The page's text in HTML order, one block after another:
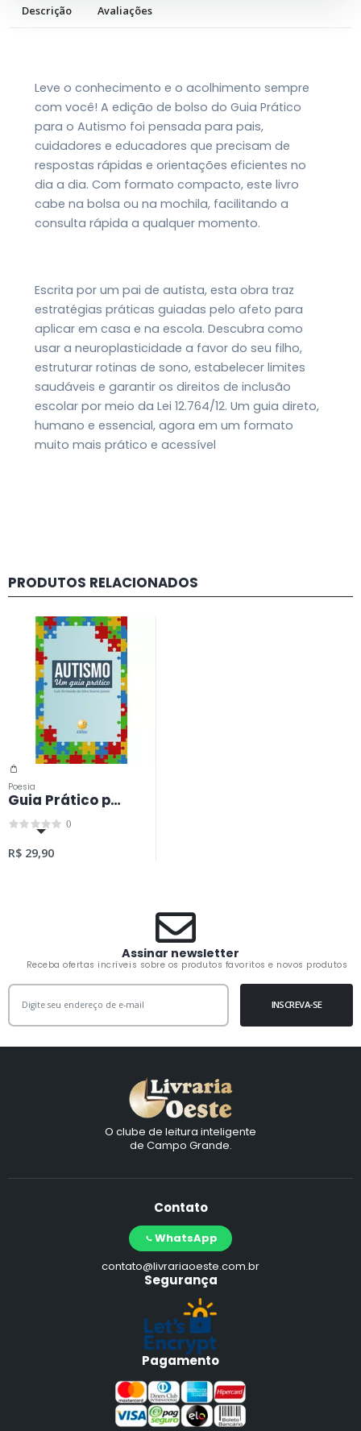
Descrição Avaliações
Leve o conhecimento e o acolhimento sempre
com você! A edição de bolso do Guia Prático
para o Autismo foi pensada para pais,
cuidadores e educadores que precisam de
respostas rápidas e orientações eficientes no
dia a dia. Com formato compacto, este livro
cabe na bolsa ou na mochila, facilitando a
consulta rápida a qualquer momento.
Escrita por um pai de autista, esta obra traz
estratégias práticas guiadas pelo afeto para
aplicar em casa e na escola. Descubra como
usar a neuroplasticidade a favor do seu filho,
estruturar rotinas de sono, estabelecer limites
saudáveis e garantir os direitos de inclusão
escolar por meio da Lei 12.764/12. Um guia direto,
humano e essencial, agora em um formato
muito mais prático e acessível
PRODUTOS RELACIONADOS
Poesia
Guia Prático para o Autismo
00
R$ 29,90
Assinar newsletter
Receba ofertas incríveis sobre os produtos favoritos e novos produtos
INSCREVA-SE
O clube de leitura inteligente
de Campo Grande.
Contato
WhatsApp
contato@livrariaoeste.com.br
Segurança
Pagamento